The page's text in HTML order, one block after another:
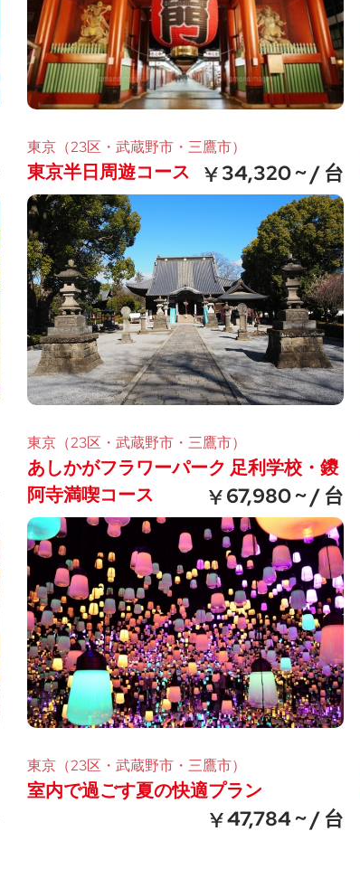
東京（23区・武蔵野市・三鷹市）
東京半日周遊コース 34,320 ~ / 台
東京（23区・武蔵野市・三鷹市）
あしかがフラワーパーク 足利学校・鑁
阿寺満喫コース
67,980 ~ / 台
東京（23区・武蔵野市・三鷹市）
室内で過ごす夏の快適プラン
47,784 ~ / 台